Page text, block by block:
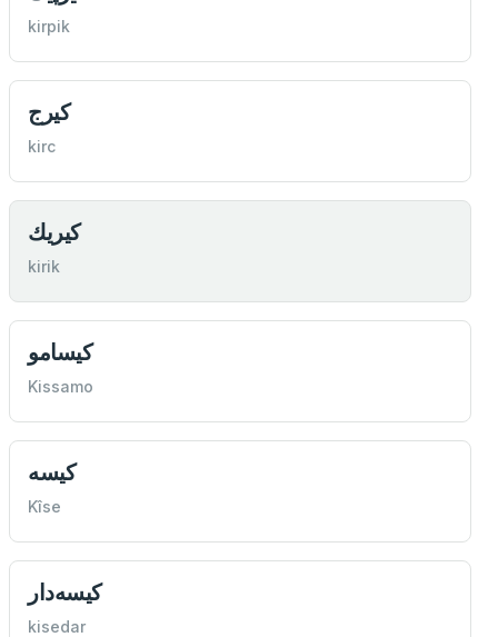
kirpik
كيرج
kirc
كيريك
kirik
كيسامو
Kissamo
كيسه
Kîse
كيسه‌دار
kisedar